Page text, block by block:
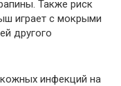
Также риск
играет с мокрыми
другого
инфекций на